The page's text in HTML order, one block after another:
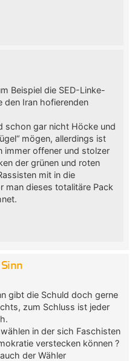
Beispiel die SED-Linke-
den Iran hofierenden
schon gar nicht Höcke und
mögen, allerdings ist
immer offener und stolzer
der grünen und roten
mit in die
man dieses totalitäre Pack
gibt die Schuld doch gerne
zum Schluss ist jeder
in der sich Faschisten
verstecken können ?
der Wähler